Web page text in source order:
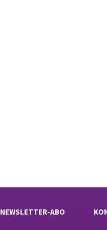
NEWSLETTER-ABO